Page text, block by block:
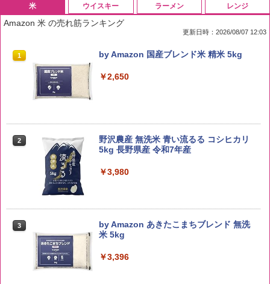
米
Amazon 米 の売れ筋ランキング
更新日時：2026/08/07 12:03
1 by Amazon 国産ブレンド米 精米 5kg
￥2,650
2
野沢農産 無洗米 青い流るる コシヒカリ
5kg 長野県産 令和7年産
￥3,980
3
by Amazon あきたこまちブレンド 無洗
米 5kg
￥3,396
ウイスキー ラーメン レンジ